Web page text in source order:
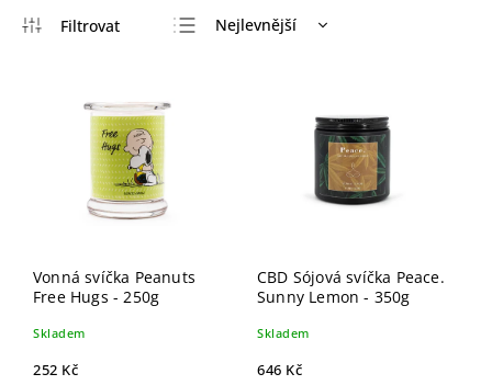
Nejlevnější
Vonná svíčka Peanuts
Free Hugs - 250g
Skladem
252 Kč
CBD Sójová svíčka Peace.
Sunny Lemon - 350g
Skladem
646 Kč